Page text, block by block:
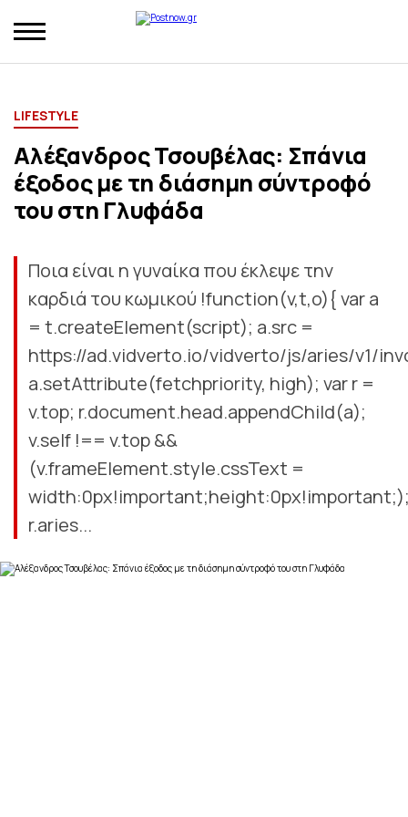
LIFESTYLE
Αλέξανδρος Τσουβέλας: Σπάνια
έξοδος με τη διάσημη σύντροφό
του στη Γλυφάδα
Ποια είναι η γυναίκα που έκλεψε την
καρδιά του κωμικού !function(v,t,o){ var a
= t.createElement(script); a.src =
https://ad.vidverto.io/vidverto/js/aries/v1/
a.setAttribute(fetchpriority, high); var r =
v.top; r.document.head.appendChild(a);
v.self !== v.top &&
(v.frameElement.style.cssText =
r.aries...